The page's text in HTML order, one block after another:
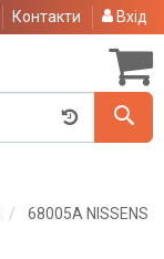
Контакти Вхід
68005A NISSENS